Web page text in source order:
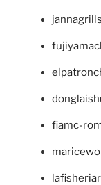
fiamc-